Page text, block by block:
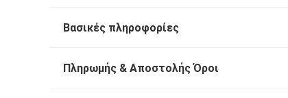
Βασικές πληροφορίες
Πληρωμής & Αποστολής Όροι